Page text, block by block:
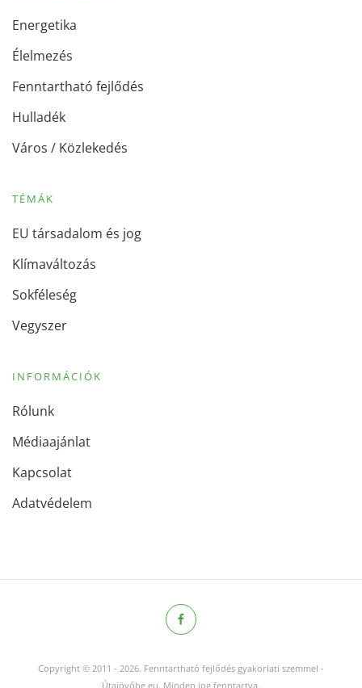
Energetika
Élelmezés
Fenntartható fejlődés
Hulladék
Város / Közlekedés
TÉMÁK
EU társadalom és jog
Klímaváltozás
Sokféleség
Vegyszer
INFORMÁCIÓK
Rólunk
Médiaajánlat
Kapcsolat
Adatvédelem
Copyright © 2011 - 2026. Fenntartható fejlődés gyakorlati szemmel -
Útajövőbe.eu. Minden jog fenntartva.